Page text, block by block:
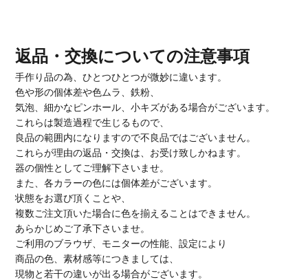
返品・交換についての注意事項
手作り品の為、ひとつひとつが微妙に違います。
色や形の個体差や色ムラ、鉄粉、
気泡、細かなピンホール、小キズがある場合がございます。
これらは製造過程で生じるもので、
良品の範囲内になりますので不良品ではございません。
これらが理由の返品・交換は、お受け致しかねます。
器の個性としてご理解下さいませ。
また、各カラーの色には個体差がございます。
状態をお選び頂くことや、
複数ご注文頂いた場合に色を揃えることはできません。
あらかじめご了承下さいませ。
ご利用のブラウザ、モニターの性能、設定により
商品の色、素材感等につきましては、
現物と若干の違いが出る場合がございます。